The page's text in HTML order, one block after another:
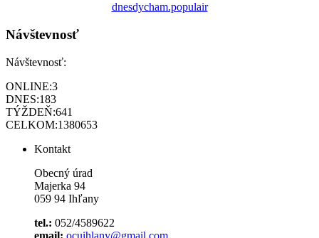
dnesdycham.populair
Návštevnosť
Návštevnosť:
ONLINE:3
DNES:183
TÝŽDEŇ:641
CELKOM:1380653
Kontakt
Obecný úrad
Majerka 94
059 94 Ihľany
tel.: 052/4589622
email: ocuihlany@gmail.com